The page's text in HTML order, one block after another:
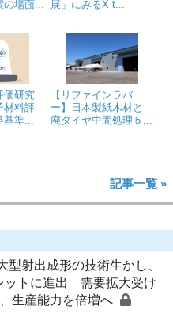
場面... 展」にみるX t...
価研究
材料評
準...
【リファインラバ
ー】日本製紙木材と
廃タイヤ中間処理５...
記事一覧 »
型射出成形の技術生かし、
ットに進出 需要拡大受け
生産能力を倍増へ